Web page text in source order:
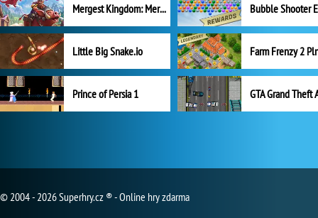
Mergest Kingdom: Merge Puzzle
Little Big Snake.io
Prince of Persia 1 GTA Grand Theft
© 2004 - 2026 Superhry.cz ® - Online hry zdarma